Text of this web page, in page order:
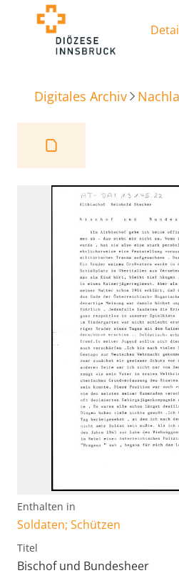
Digitales Archiv
Enthalten in
Soldaten; Schützen
Titel
Bischof und Bundesheer